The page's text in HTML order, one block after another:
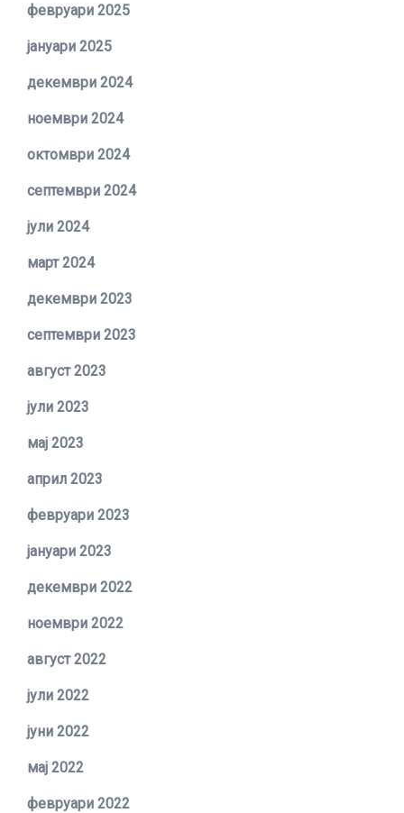
февруари 2025
јануари 2025
декември 2024
ноември 2024
октомври 2024
септември 2024
јули 2024
март 2024
декември 2023
септември 2023
август 2023
јули 2023
мај 2023
април 2023
февруари 2023
јануари 2023
декември 2022
ноември 2022
август 2022
јули 2022
јуни 2022
мај 2022
февруари 2022